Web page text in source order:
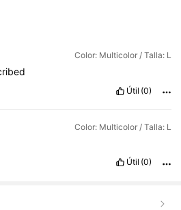
Color: Multicolor / Talla: L
Útil (0)
Color: Multicolor / Talla: L
Útil (0)